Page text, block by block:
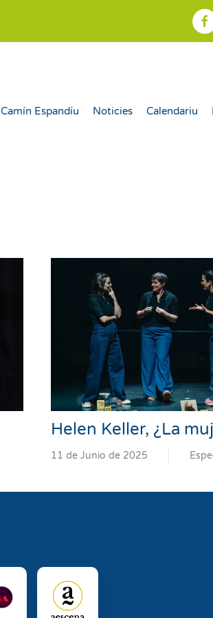
Camín Espandíu Noticies Calendariu
Helen Keller, ¿La
11 de Junio de 2025